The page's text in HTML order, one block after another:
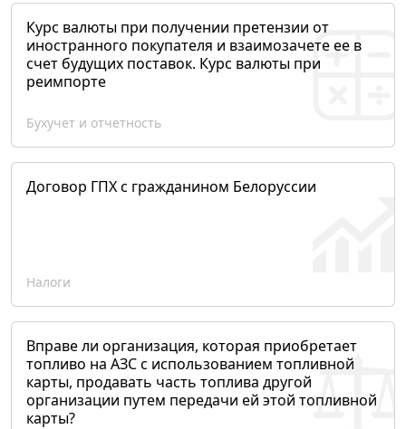
Курс валюты при получении претензии от
иностранного покупателя и взаимозачете ее в
счет будущих поставок. Курс валюты при
реимпорте
Бухучет и отчетность
Договор ГПХ с гражданином Белоруссии
Налоги
Вправе ли организация, которая приобретает
топливо на АЗС с использованием топливной
карты, продавать часть топлива другой
организации путем передачи ей этой топливной
карты?